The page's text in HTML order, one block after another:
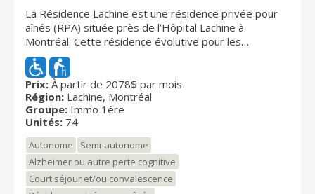
La Résidence Lachine est une résidence privée pour
aînés (RPA) située près de l’Hôpital Lachine à
Montréal. Cette résidence évolutive pour les
personnes autonomes et ceux en perte d’autonomie
(semi-autonomes). Les personnes souffrant d’une
maladie mentale, ceux ayant une déficience
intellectuelle et/ou physique, les personnes atteint de
la maladie de Parkinson et ceux Alzheimer et pertes
cognitives. Les personnes qui ont simplement besoin
d’un court séjour/ convalescence sont aussi les
bienvenues dans cette résidence du quartier Lachine.
La résidence est reconnue pour la qualité de la
nourriture, la propreté et l’accueil du personnel. Les
Prix: À partir de 2078$ par mois
Région: Lachine, Montréal
Groupe: Immo 1ère
Unités: 74
Autonome
Semi-autonome
Alzheimer ou autre perte cognitive
Court séjour et/ou convalescence